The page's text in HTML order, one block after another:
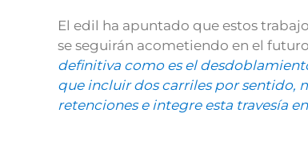
El edil ha apuntado que estos
se seguirán acometiendo en el
definitiva como es el
que incluir dos carriles por sentido,
retenciones e integre esta travesía